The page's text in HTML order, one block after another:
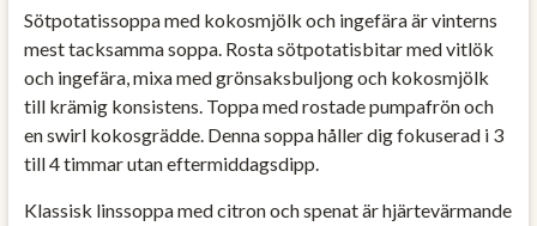
Sötpotatissoppa med kokosmjölk och ingefära är vinterns
mest tacksamma soppa. Rosta sötpotatisbitar med vitlök
och ingefära, mixa med grönsaksbuljong och kokosmjölk
till krämig konsistens. Toppa med rostade pumpafrön och
en swirl kokosgrädde. Denna soppa håller dig fokuserad i 3
till 4 timmar utan eftermiddagsdipp.
Klassisk linssoppa med citron och spenat är hjärtevärmande